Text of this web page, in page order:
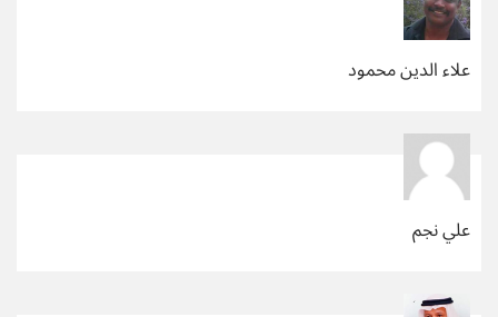
علاء الدين محمود
علي نجم